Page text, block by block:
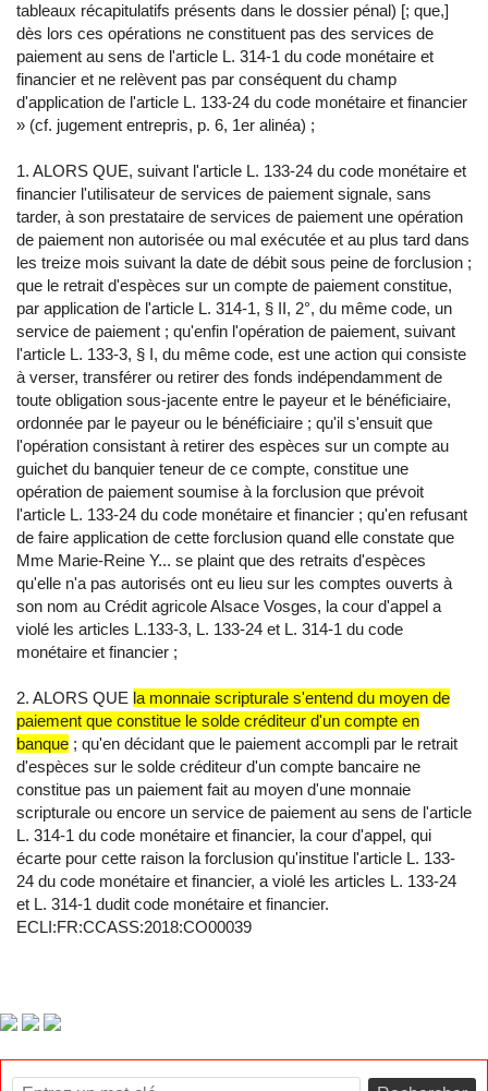
tableaux récapitulatifs présents dans le dossier pénal) [; que,]
dès lors ces opérations ne constituent pas des services de
paiement au sens de l'article L. 314-1 du code monétaire et
financier et ne relèvent pas par conséquent du champ
d'application de l'article L. 133-24 du code monétaire et financier
» (cf. jugement entrepris, p. 6, 1er alinéa) ;
1. ALORS QUE, suivant l'article L. 133-24 du code monétaire et
financier l'utilisateur de services de paiement signale, sans
tarder, à son prestataire de services de paiement une opération
de paiement non autorisée ou mal exécutée et au plus tard dans
les treize mois suivant la date de débit sous peine de forclusion ;
que le retrait d'espèces sur un compte de paiement constitue,
par application de l'article L. 314-1, § II, 2°, du même code, un
service de paiement ; qu'enfin l'opération de paiement, suivant
l'article L. 133-3, § I, du même code, est une action qui consiste
à verser, transférer ou retirer des fonds indépendamment de
toute obligation sous-jacente entre le payeur et le bénéficiaire,
ordonnée par le payeur ou le bénéficiaire ; qu'il s'ensuit que
l'opération consistant à retirer des espèces sur un compte au
guichet du banquier teneur de ce compte, constitue une
opération de paiement soumise à la forclusion que prévoit
l'article L. 133-24 du code monétaire et financier ; qu'en refusant
de faire application de cette forclusion quand elle constate que
Mme Marie-Reine Y... se plaint que des retraits d'espèces
qu'elle n'a pas autorisés ont eu lieu sur les comptes ouverts à
son nom au Crédit agricole Alsace Vosges, la cour d'appel a
violé les articles L.133-3, L. 133-24 et L. 314-1 du code
monétaire et financier ;
2. ALORS QUE la monnaie scripturale s'entend du moyen de
paiement que constitue le solde créditeur d'un compte en
banque ; qu'en décidant que le paiement accompli par le retrait
d'espèces sur le solde créditeur d'un compte bancaire ne
constitue pas un paiement fait au moyen d'une monnaie
scripturale ou encore un service de paiement au sens de l'article
L. 314-1 du code monétaire et financier, la cour d'appel, qui
écarte pour cette raison la forclusion qu'institue l'article L. 133-
24 du code monétaire et financier, a violé les articles L. 133-24
et L. 314-1 dudit code monétaire et financier.
ECLI:FR:CCASS:2018:CO00039